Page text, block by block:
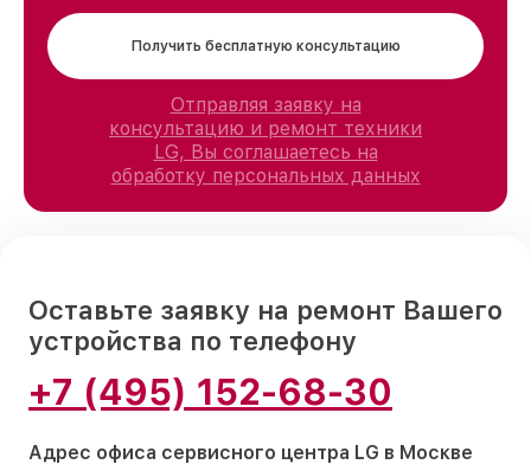
Получить бесплатную консультацию
Отправляя заявку на
консультацию и ремонт техники
LG, Вы соглашаетесь на
обработку персональных данных
Оставьте заявку на ремонт Вашего
устройства по телефону
+7 (495) 152-68-30
Адрес офиса сервисного центра LG в Москве